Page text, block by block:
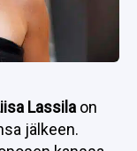
Lassila on
jälkeen.